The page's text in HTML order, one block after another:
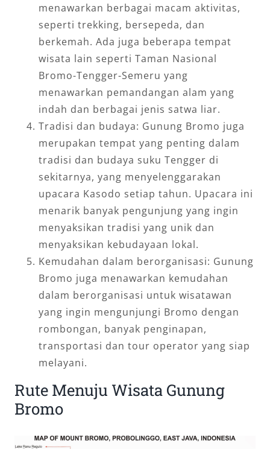
menawarkan berbagai macam aktivitas,
seperti trekking, bersepeda, dan
berkemah. Ada juga beberapa tempat
wisata lain seperti Taman Nasional
Bromo-Tengger-Semeru yang
menawarkan pemandangan alam yang
indah dan berbagai jenis satwa liar.
Tradisi dan budaya: Gunung Bromo juga
merupakan tempat yang penting dalam
tradisi dan budaya suku Tengger di
sekitarnya, yang menyelenggarakan
upacara Kasodo setiap tahun. Upacara ini
menarik banyak pengunjung yang ingin
menyaksikan tradisi yang unik dan
menyaksikan kebudayaan lokal.
Kemudahan dalam berorganisasi: Gunung
Bromo juga menawarkan kemudahan
dalam berorganisasi untuk wisatawan
yang ingin mengunjungi Bromo dengan
rombongan, banyak penginapan,
transportasi dan tour operator yang siap
melayani.
Rute Menuju Wisata Gunung
Bromo